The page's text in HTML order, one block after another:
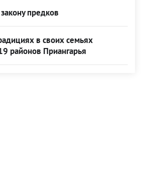
предков
в своих семьях
районов Приангарья